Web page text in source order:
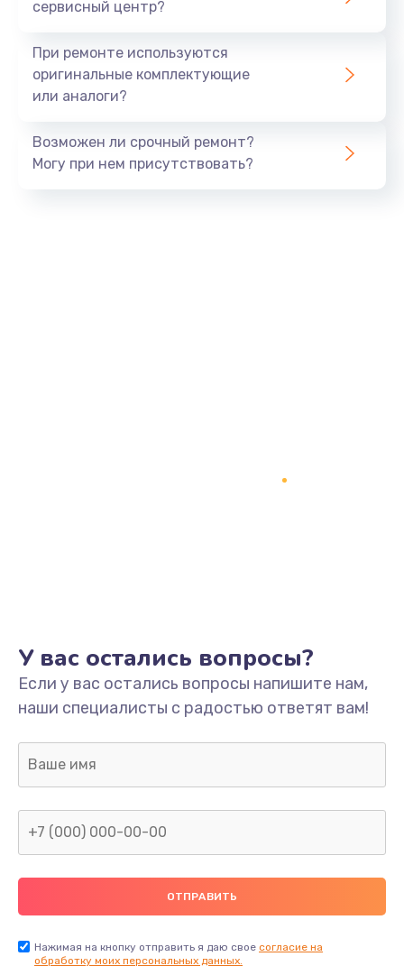
сервисный центр?
При ремонте используются
оригинальные комплектующие
или аналоги?
Возможен ли срочный ремонт?
Могу при нем присутствовать?
У вас остались вопросы?
Если у вас остались вопросы напишите нам,
наши специалисты с радостью ответят вам!
Нажимая на кнопку отправить я даю свое согласие на
обработку моих персональных данных.